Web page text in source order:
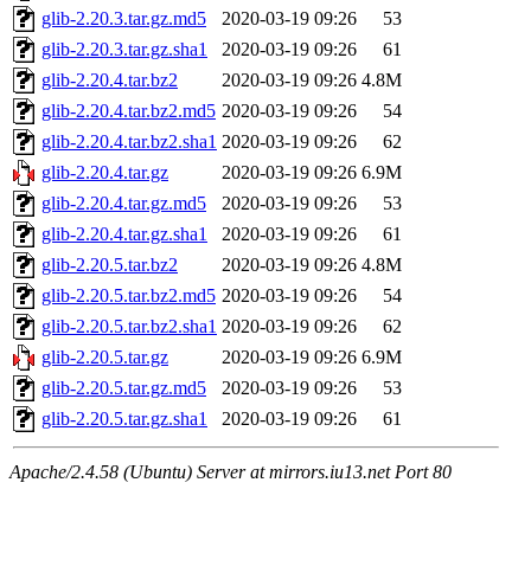
glib-2.20.3.tar.gz.md5
2020-03-19 09:26
53
glib-2.20.3.tar.gz.sha1
2020-03-19 09:26
61
glib-2.20.4.tar.bz2
2020-03-19 09:26 4.8M
glib-2.20.4.tar.bz2.md5 2020-03-19 09:26
54
glib-2.20.4.tar.bz2.sha1 2020-03-19 09:26
62
glib-2.20.4.tar.gz
2020-03-19 09:26 6.9M
glib-2.20.4.tar.gz.md5
2020-03-19 09:26
53
glib-2.20.4.tar.gz.sha1
2020-03-19 09:26
61
glib-2.20.5.tar.bz2
2020-03-19 09:26 4.8M
glib-2.20.5.tar.bz2.md5 2020-03-19 09:26
54
glib-2.20.5.tar.bz2.sha1 2020-03-19 09:26
62
glib-2.20.5.tar.gz
2020-03-19 09:26 6.9M
glib-2.20.5.tar.gz.md5
2020-03-19 09:26
53
glib-2.20.5.tar.gz.sha1
2020-03-19 09:26 61
Apache/2.4.58 (Ubuntu) Server at mirrors.iu13.net Port 80